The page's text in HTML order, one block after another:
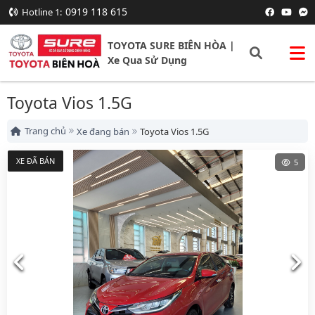
Hotline 1: 0919 118 615
TOYOTA SURE BIÊN HÒA |
Xe Qua Sử Dụng
Toyota Vios 1.5G
Trang chủ Xe đang bán Toyota Vios 1.5G
XE ĐÃ BÁN 5